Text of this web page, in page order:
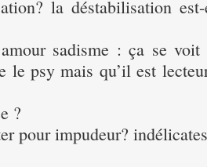
la déstabilisation
sadisme : ça se voit
le psy mais qu’il est
?
pour impudeur?